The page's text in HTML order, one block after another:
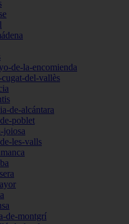
de-la-encomienda
del-vallès
de-alcántara
poblet
joiosa
les-valls
de-montgrí